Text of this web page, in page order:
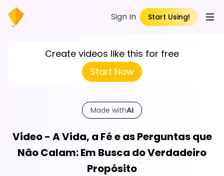
Sign In Start Using!
Create videos like this for free
Start Now
Made withAI
Video - A Vida, a Fé e as Perguntas que
Não Calam: Em Busca do Verdadeiro
Propósito